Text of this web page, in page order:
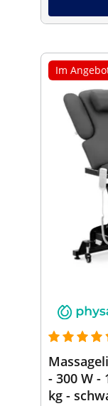
Im
- 300 W -
kg -